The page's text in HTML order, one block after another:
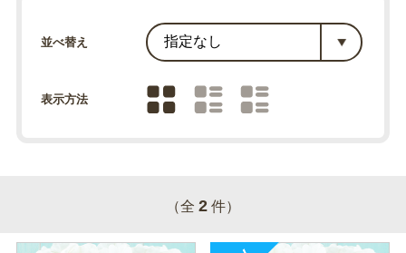
並べ替え
表示方法
（全 2 件）